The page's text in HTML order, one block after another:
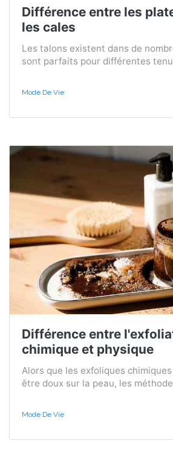
Différence entre les
les cales
Les talons existent dans de
sont parfaits pour différentes
Mode De Vie
Différence entre
chimique et physique
Alors que les exfoliques
être doux sur la peau, les
Mode De Vie